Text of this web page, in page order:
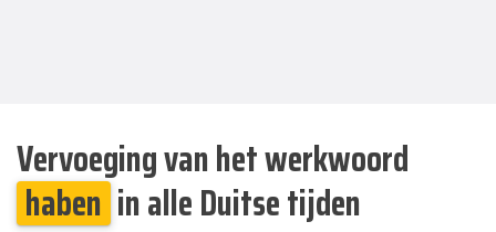
Vervoeging van het werkwoord
haben in alle Duitse tijden